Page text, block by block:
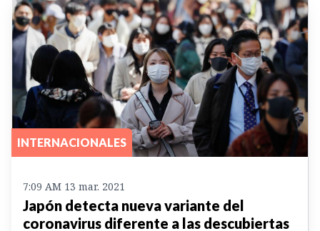
INTERNACIONALES
7:09 AM 13 mar. 2021
Japón detecta nueva variante del
coronavirus diferente a las descubiertas